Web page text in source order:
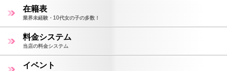
在籍表
業界未経験・10代女の子の多数！
料金システム
当店の料金システム
イベント